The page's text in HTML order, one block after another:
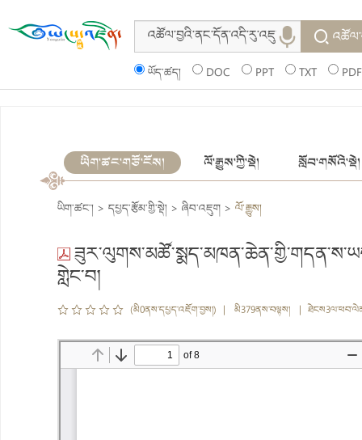
ཡོད་ཚད། DOC PPT TXT PDF
ཡིག་ཚང་གཙོ་ངོས། ལོ་རྒྱུས་ཀྱི་སྡེ། སློབ་གསོའི་སྡེ།
ཡིག་ཚང་། > དཔྱད་རྩོམ་གྱི་སྡེ། > ཞིབ་འཇུག > ལོ་རྒྱུས།
གླེང་བ།
(མི0ནས་དཔྱད་འཇོག་བྱས།) | མི379ནས་བལྟས། |